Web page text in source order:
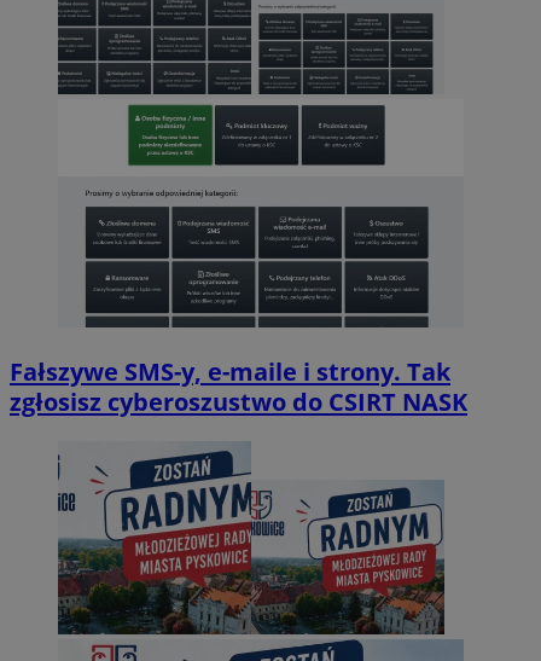
Fałszywe SMS-y, e-maile i strony. Tak
zgłosisz cyberoszustwo do CSIRT NASK